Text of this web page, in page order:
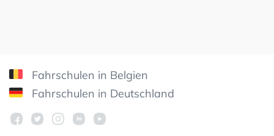
Fahrschulen in Belgien
Fahrschulen in Deutschland